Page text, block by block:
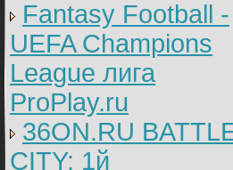
Fantasy Football -
UEFA Champions
League лига
ProPlay.ru
36ON.RU
CITY: 1й